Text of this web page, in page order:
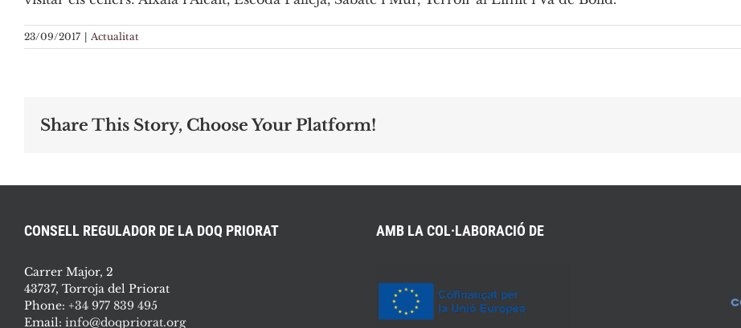
23/09/2017 | Actualitat
Share This Story, Choose Your Platform!
CONSELL REGULADOR DE LA DOQ PRIORAT
Carrer Major, 2
43737, Torroja del Priorat
Phone: +34 977 839 495
Email: info@doqpriorat.org
AMB LA COL·LABORACIÓ DE